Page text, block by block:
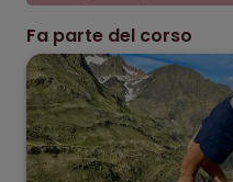
Fa parte del corso